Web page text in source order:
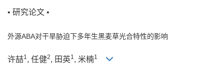
• 研究论文 •
外源ABA对干旱胁迫下多年生黑麦草光合特性的影响
许喆1, 任健2, 田英1, 米楠1